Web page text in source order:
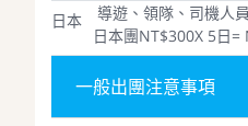
日本
導遊、領隊、司機人
日本團NT$300X 5日=
一般出團注意事項